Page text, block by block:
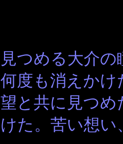
見つめる大介
何度も消えか
望と共に見つめ
けた。苦い想い